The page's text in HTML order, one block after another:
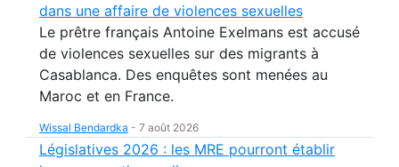
dans une affaire de violences sexuelles
Le prêtre français Antoine Exelmans est accusé
de violences sexuelles sur des migrants à
Casablanca. Des enquêtes sont menées au
Maroc et en France.
Wissal Bendardka - 7 août 2026
Législatives 2026 : les MRE pourront établir